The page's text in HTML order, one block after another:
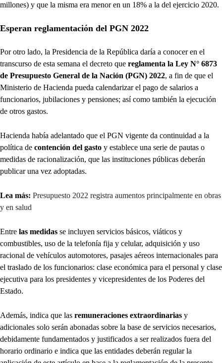
millones) y que la misma era menor en un 18% a la del ejercicio 2020.
Esperan reglamentación del PGN 2022
Por otro lado, la Presidencia de la República daría a conocer en el
transcurso de esta semana el decreto que reglamenta la Ley N° 6873
de Presupuesto General de la Nación (PGN) 2022, a fin de que el
Ministerio de Hacienda pueda calendarizar el pago de salarios a
funcionarios, jubilaciones y pensiones; así como también la ejecución
de otros gastos.
Hacienda había adelantado que el PGN vigente da continuidad a la
política de contención del gasto y establece una serie de pautas o
medidas de racionalización, que las instituciones públicas deberán
publicar una vez adoptadas.
Lea más: Presupuesto 2022 registra aumentos principalmente en obras
y en salud
Entre las medidas se incluyen servicios básicos, viáticos y
combustibles, uso de la telefonía fija y celular, adquisición y uso
racional de vehículos automotores, pasajes aéreos internacionales para
el traslado de los funcionarios: clase económica para el personal y clase
ejecutiva para los presidentes y vicepresidentes de los Poderes del
Estado.
Además, indica que las remuneraciones extraordinarias y
adicionales solo serán abonadas sobre la base de servicios necesarios,
debidamente fundamentados y justificados a ser realizados fuera del
horario ordinario e indica que las entidades deberán regular la